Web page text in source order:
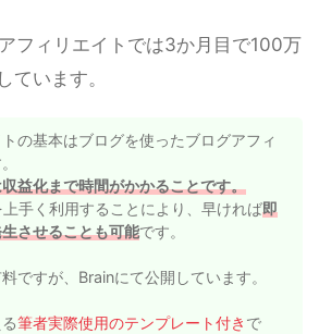
フィリエイトでは3か月目で100万
ています。
の基本はブログを使ったブログアフィ
益化まで時間がかかることです。
上手く利用することにより、早ければ即
させることも可能です。
ですが、Brainにて公開しています。
筆者実際使用のテンプレート付き で